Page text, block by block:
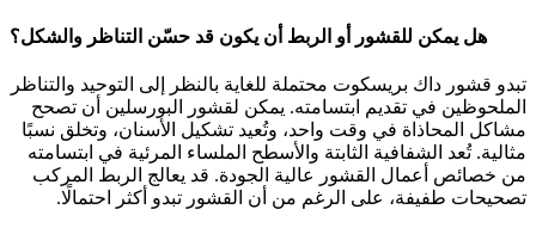
هل يمكن للقشور أو الربط أن يكون قد حسّن التناظر والشكل؟
تبدو قشور داك بريسكوت محتملة للغاية بالنظر إلى التوحيد والتناظر
الملحوظين في تقديم ابتسامته. يمكن لقشور البورسلين أن تصحح
مشاكل المحاذاة في وقت واحد، وتُعيد تشكيل الأسنان، وتخلق نسبًا
مثالية. تُعد الشفافية الثابتة والأسطح الملساء المرئية في ابتسامته
من خصائص أعمال القشور عالية الجودة. قد يعالج الربط المركب
تصحيحات طفيفة، على الرغم من أن القشور تبدو أكثر احتمالًا.